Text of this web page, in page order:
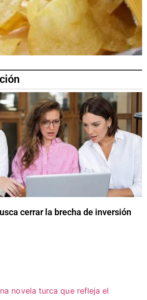
cerrar la brecha de inversión